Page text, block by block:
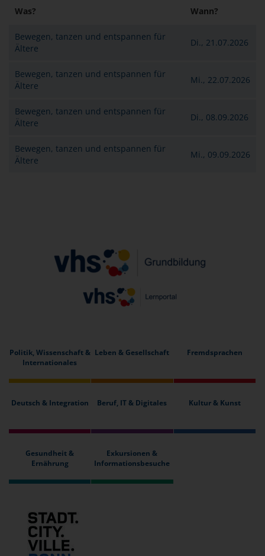
Was? Wann?
Bewegen, tanzen und entspannen für
Ältere
Di., 21.07.2026
Bewegen, tanzen und entspannen für
Ältere
Mi., 22.07.2026
Bewegen, tanzen und entspannen für
Ältere
Di., 08.09.2026
Bewegen, tanzen und entspannen für
Ältere
Mi., 09.09.2026
Politik, Wissenschaft &
Internationales
Leben & Gesellschaft Fremdsprachen
Deutsch & Integration Beruf, IT & Digitales Kultur & Kunst
Gesundheit &
Ernährung
Exkursionen &
Informationsbesuche